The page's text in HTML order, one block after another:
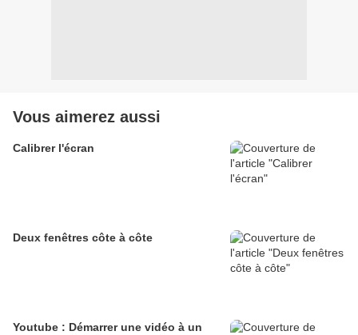
Vous aimerez aussi
Calibrer l'écran
Deux fenêtres côte à côte
Youtube : Démarrer une vidéo à un